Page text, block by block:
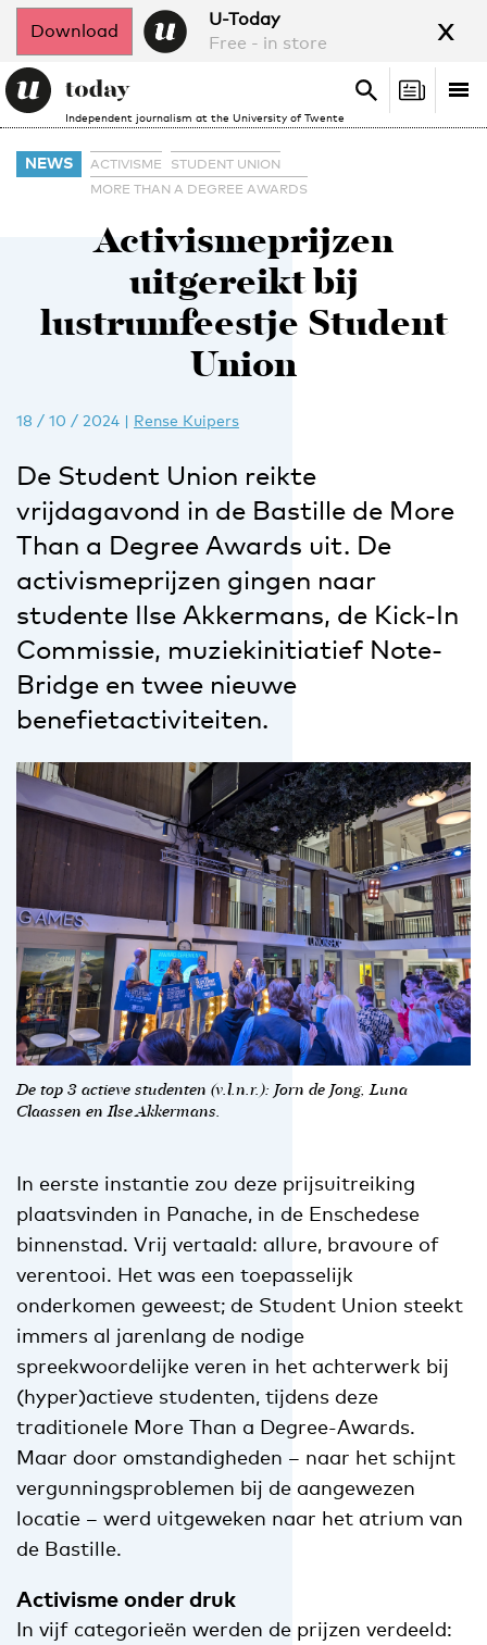
Download
U-Today
Free - in store
x
Independent journalism at the University of Twente
Search
Search
NEWS ACTIVISME
STUDENT UNION
MORE THAN A DEGREE AWARDS
Activismeprijzen
uitgereikt bij
lustrumfeestje Student
Union
18 / 10 / 2024 | Rense Kuipers
De Student Union reikte
vrijdagavond in de Bastille de More
Than a Degree Awards uit. De
activismeprijzen gingen naar
studente Ilse Akkermans, de Kick-In
Commissie, muziekinitiatief Note-
Bridge en twee nieuwe
benefietactiviteiten.
De top 3 actieve studenten (v.l.n.r.): Jorn de Jong, Luna
Claassen en Ilse Akkermans.
In eerste instantie zou deze prijsuitreiking
plaatsvinden in Panache, in de Enschedese
binnenstad. Vrij vertaald: allure, bravoure of
verentooi. Het was een toepasselijk
onderkomen geweest; de Student Union steekt
immers al jarenlang de nodige
spreekwoordelijke veren in het achterwerk bij
(hyper)actieve studenten, tijdens deze
traditionele More Than a Degree-Awards.
Maar door omstandigheden – naar het schijnt
vergunningsproblemen bij de aangewezen
locatie – werd uitgeweken naar het atrium van
de Bastille.
Activisme onder druk
In vijf categorieën werden de prijzen verdeeld: